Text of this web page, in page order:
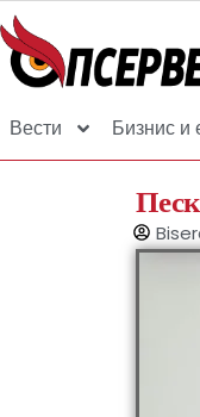
Вести Бизнис и